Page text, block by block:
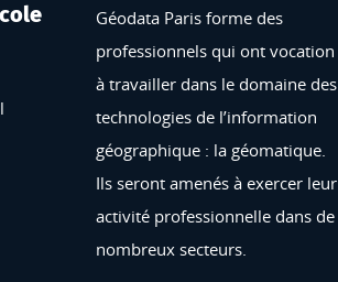
Géodata Paris forme des
professionnels qui ont vocation
à travailler dans le domaine des
technologies de l’information
géographique : la géomatique.
Ils seront amenés à exercer leur
activité professionnelle dans de
nombreux secteurs.